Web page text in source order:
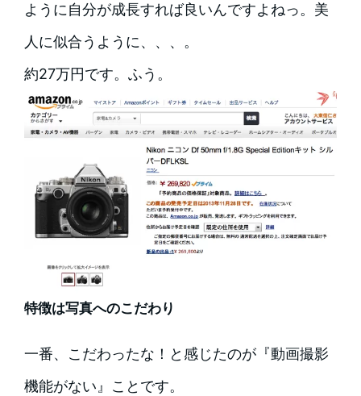
ように自分が成長すれば良いんですよねっ。美
人に似合うように、、、。
約27万円です。ふう。
特徴は写真へのこだわり
一番、こだわったな！と感じたのが『動画撮影
機能がない』ことです。